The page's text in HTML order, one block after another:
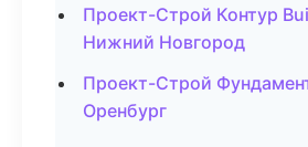
Проект-Строй Контур
Нижний Новгород
Проект-Строй
Оренбург